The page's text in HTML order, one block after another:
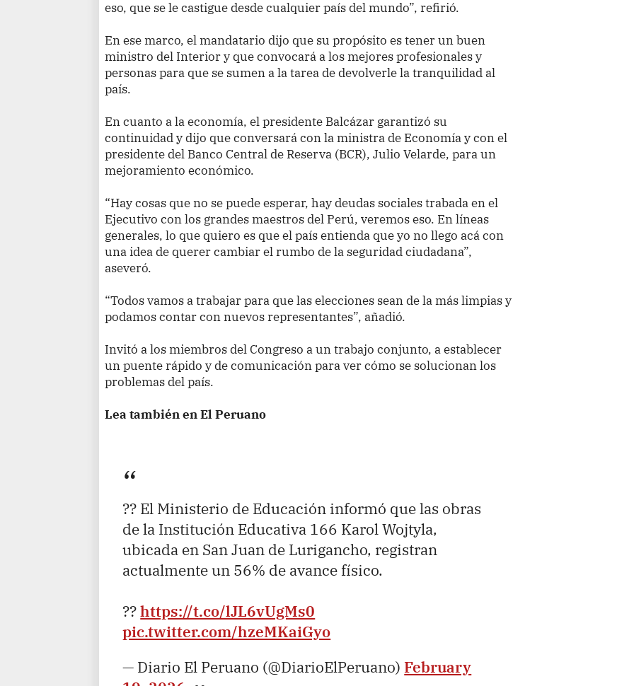
eso, que se le castigue desde cualquier país del mundo”, refirió.
En ese marco, el mandatario dijo que su propósito es tener un buen
ministro del Interior y que convocará a los mejores profesionales y
personas para que se sumen a la tarea de devolverle la tranquilidad al
país.
En cuanto a la economía, el presidente Balcázar garantizó su
continuidad y dijo que conversará con la ministra de Economía y con el
presidente del Banco Central de Reserva (BCR), Julio Velarde, para un
mejoramiento económico.
“Hay cosas que no se puede esperar, hay deudas sociales trabada en el
Ejecutivo con los grandes maestros del Perú, veremos eso. En líneas
generales, lo que quiero es que el país entienda que yo no llego acá con
una idea de querer cambiar el rumbo de la seguridad ciudadana”,
aseveró.
“Todos vamos a trabajar para que las elecciones sean de la más limpias y
podamos contar con nuevos representantes”, añadió.
Invitó a los miembros del Congreso a un trabajo conjunto, a establecer
un puente rápido y de comunicación para ver cómo se solucionan los
problemas del país.
Lea también en El Peruano
?? El Ministerio de Educación informó que las obras
de la Institución Educativa 166 Karol Wojtyla,
ubicada en San Juan de Lurigancho, registran
actualmente un 56% de avance físico.
??https://t.co/lJL6vUgMs0
pic.twitter.com/hzeMKaiGyo
— Diario El Peruano (@DiarioElPeruano) February